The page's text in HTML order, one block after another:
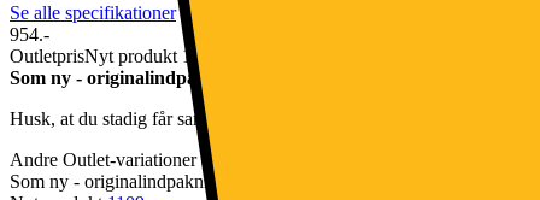
Se alle specifikationer
954.-
OutletprisNyt produkt 1109.-
Som ny - originalindpakning mangler
Husk, at du stadig får samme returret, reklamationsret og alle de
Andre Outlet-variationer af denne vare:
Som ny - originalindpakning mangler